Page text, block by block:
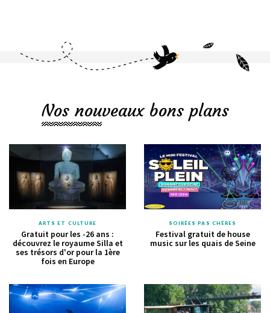
Nos nouveaux bons plans
ARTS ET CULTURE
Gratuit pour les -26 ans :
découvrez le royaume Silla et
ses trésors d'or pour la 1ère
fois en Europe
SOIRÉES PAS CHÈRES
Festival gratuit de house
music sur les quais de Seine